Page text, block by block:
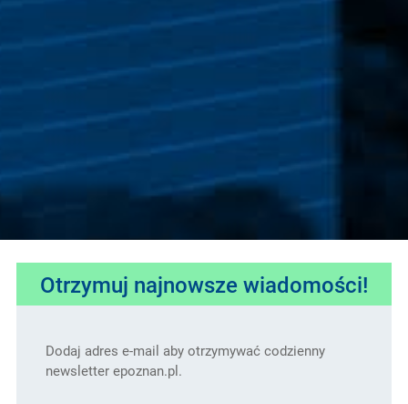
Otrzymuj najnowsze wiadomości!
Dodaj adres e-mail aby otrzymywać codzienny
newsletter epoznan.pl.